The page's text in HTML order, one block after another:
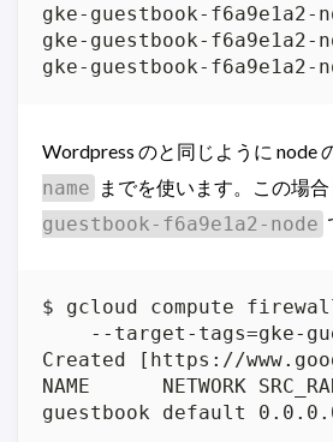
gke-guestbook-
gke-guestbook-
gke-guestbook-
Wordpress のと同じように node
name までを使います。この場合
guestbook-f6a9e1a2-node
$ gcloud compute
--target-tags=gke-
Created [https://
NAME      NETWORK
guestbook default